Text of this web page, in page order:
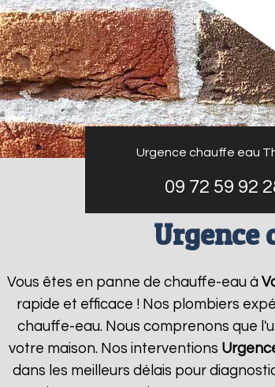
Urgence chauffe eau
09 72 59 92
Urgence
Vous êtes en panne de chauffe-eau à
rapide et efficace ! Nos plombiers
chauffe-eau. Nous comprenons que
votre maison. Nos interventions
dans les meilleurs délais pour